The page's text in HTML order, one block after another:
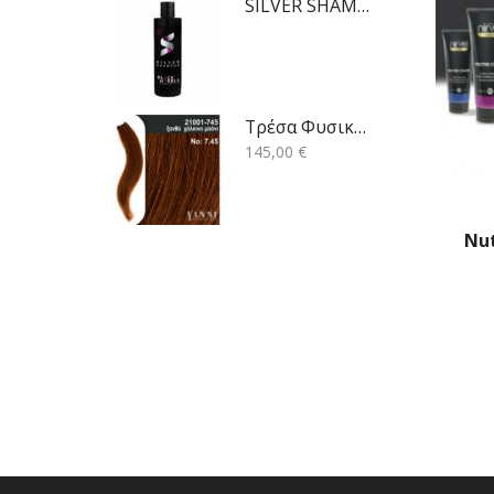
SILVER SHAMPOO FREE SLS 250ML
Τρέσα Φυσική ξανθό χάλκινο μαόνι Νο7.45-120*50cm
145,00 €